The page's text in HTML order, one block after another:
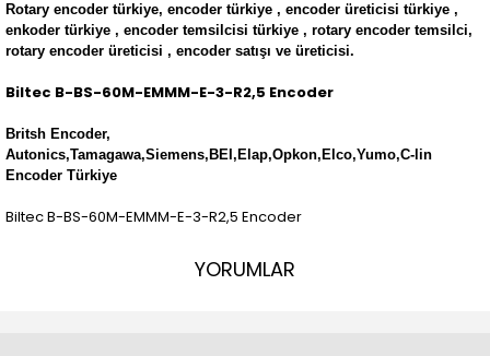
Rotary encoder türkiye, encoder türkiye , encoder üreticisi türkiye ,
enkoder türkiye , encoder temsilcisi türkiye , rotary encoder temsilci,
rotary encoder üreticisi , encoder satışı ve üreticisi.
Biltec B-BS-60M-EMMM-E-3-R2,5 Encoder
Britsh Encoder,
Autonics,Tamagawa,Siemens,BEI,Elap,Opkon,Elco,Yumo,C-lin
Encoder Türkiye
Biltec B-BS-60M-EMMM-E-3-R2,5 Encoder
YORUMLAR